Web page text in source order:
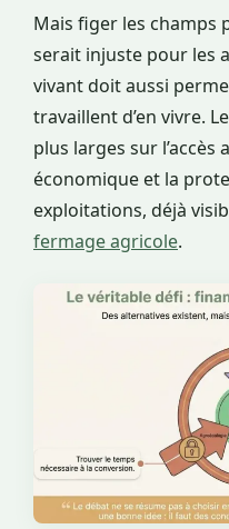
Mais figer les champs
serait injuste pour les
vivant doit aussi
travaillent d’en vivre.
plus larges sur l’accès
économique et la
exploitations, déjà
fermage agricole.